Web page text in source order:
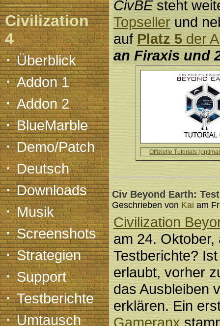
Civilization
4
·Überblick
·Addon 1
·Addon 2
·BlueMarble
·Demo/Patch
·Deutsch
·Downloads
·Musik
·Screenshots
·Strategien
·Support
·Testberichte
·Umtausch
CivBEsteht
Topsellerund
aufPlatz 5der
an Firaxis und
Offizielle Tutorials
Civ Beyond Earth:
Geschrieben vonKaiam
Civilization
am 24. Oktober,
Testberichte?
erlaubt, vorher
das Ausbleiben
erklären. Ein
Gameranx